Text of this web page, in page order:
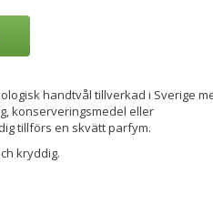
handtvål tillverkad i Sverige
konserveringsmedel eller
tillförs en skvätt parfym.
kryddig.